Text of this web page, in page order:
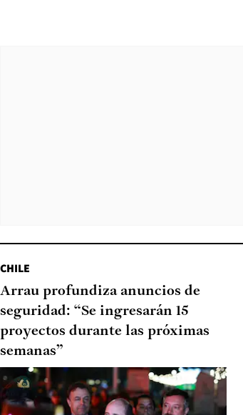
CHILE
Arrau profundiza anuncios de
seguridad: “Se ingresarán 15
proyectos durante las próximas
semanas”